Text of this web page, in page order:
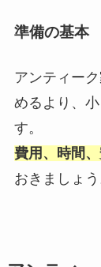
準備の基本
アンティー
めるより、
す。
費用、時間
おきましょう